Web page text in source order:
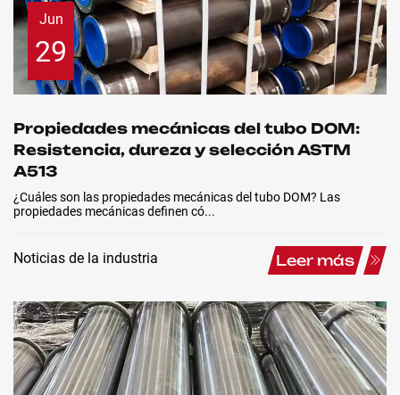
Jun
29
Propiedades mecánicas del tubo DOM:
Resistencia, dureza y selección ASTM
A513
¿Cuáles son las propiedades mecánicas del tubo DOM? Las
propiedades mecánicas definen có...
Noticias de la industria Leer más